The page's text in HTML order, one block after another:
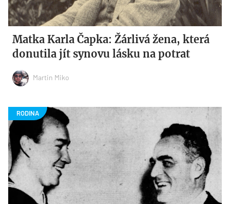
Matka Karla Čapka: Žárlivá žena, která
donutila jít synovu lásku na potrat
Martin Miko